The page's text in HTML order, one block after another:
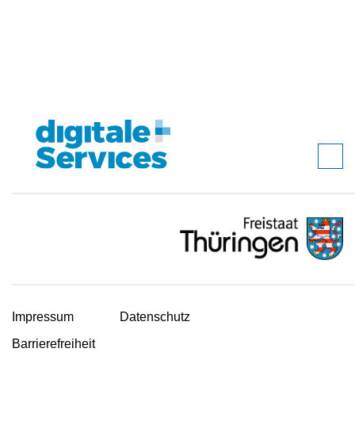
Impressum
Datenschutz
Barrierefreiheit